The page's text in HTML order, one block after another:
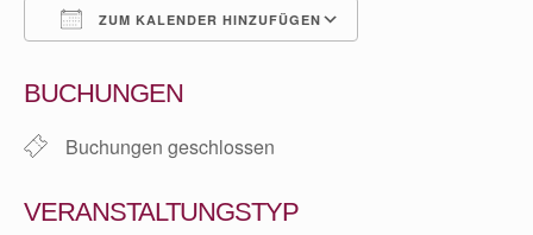
ZUM KALENDER HINZUFÜGEN
BUCHUNGEN
Buchungen geschlossen
VERANSTALTUNGSTYP